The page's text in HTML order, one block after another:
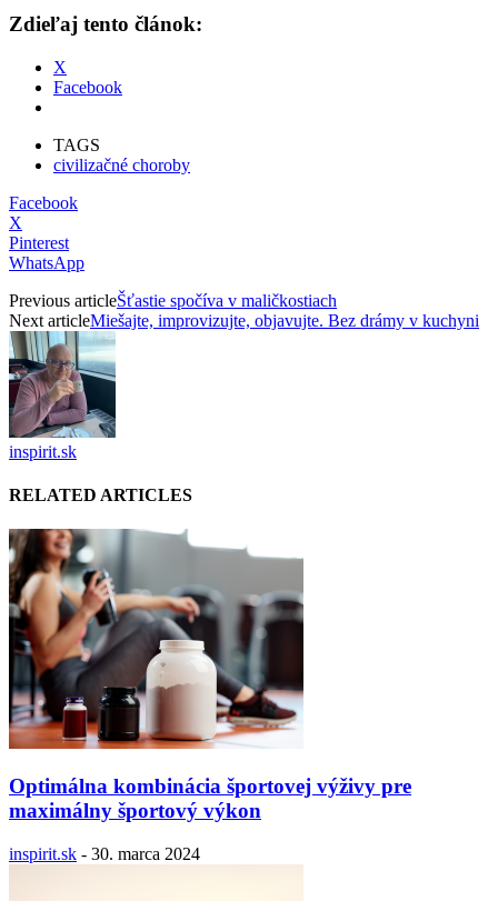
Zdieľaj tento článok:
X
Facebook
TAGS
civilizačné choroby
Facebook
X
Pinterest
WhatsApp
Previous articleŠťastie spočíva v maličkostiach
Next articleMiešajte, improvizujte, objavujte. Bez drámy v kuchyni
inspirit.sk
RELATED ARTICLES
Optimálna kombinácia športovej výživy pre
maximálny športový výkon
inspirit.sk - 30. marca 2024